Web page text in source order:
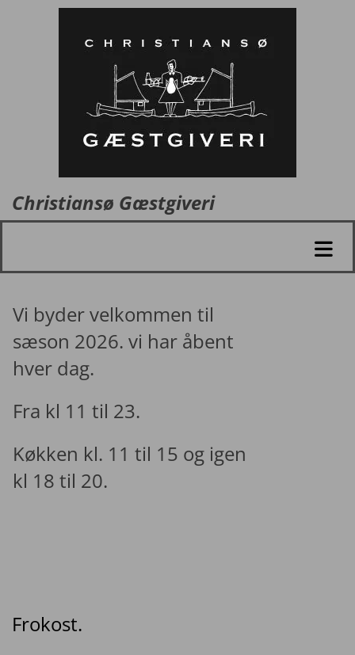
Christiansø Gæstgiveri
Vi byder velkommen til
sæson 2026. vi har åbent
hver dag.
Fra kl 11 til 23.
Køkken kl. 11 til 15 og igen
kl 18 til 20.
Frokost.